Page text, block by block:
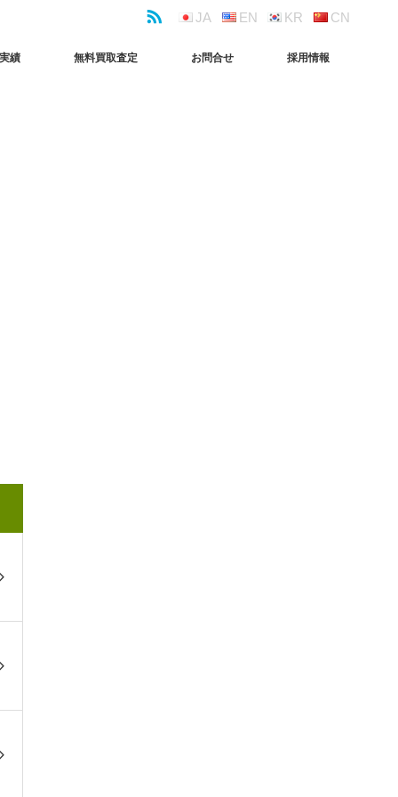
EN
JA KR CN
績 無料買取査定 お問合せ 採用情報